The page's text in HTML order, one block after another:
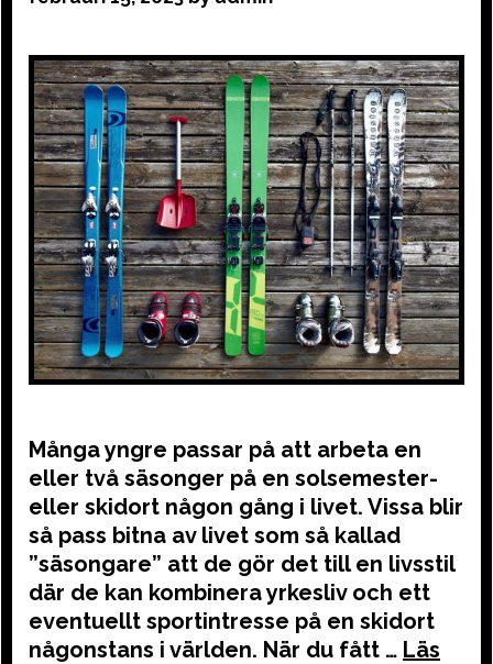
Många yngre passar på att arbeta en
eller två säsonger på en solsemester-
eller skidort någon gång i livet. Vissa blir
så pass bitna av livet som så kallad
”säsongare” att de gör det till en livsstil
där de kan kombinera yrkesliv och ett
eventuellt sportintresse på en skidort
någonstans i världen. När du fått …